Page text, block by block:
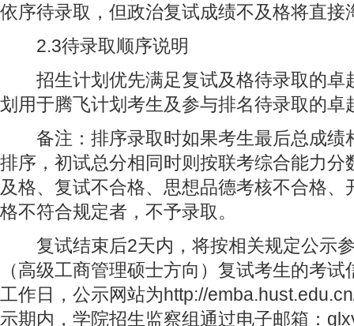
依序待录取，但政治复试成绩不及格将直接
2.3待录取顺序说明
招生计划优先满足复试及格待录取的卓
划用于腾飞计划考生及参与排名待录取的卓
备注：排序录取时如果考生最后总成绩
排序，初试总分相同时则按联考综合能力分
及格、复试不合格、思想品德考核不合格、
格不符合规定者，不予录取。
复试结束后2天内，将按相关规定公示
（高级工商管理硕士方向）复试考生的考
工作日，公示网站为http://
示期内，学院招生监察组通过电子邮箱：